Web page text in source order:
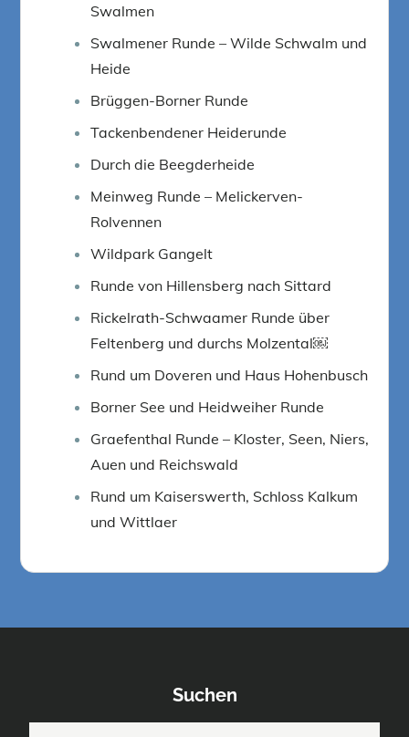
Swalmen
Swalmener Runde – Wilde Schwalm und
Heide
Brüggen-Borner Runde
Tackenbendener Heiderunde
Durch die Beegderheide
Meinweg Runde – Melickerven-
Rolvennen
Wildpark Gangelt
Runde von Hillensberg nach Sittard
Rickelrath-Schwaamer Runde über
Feltenberg und durchs Molzental￼
Rund um Doveren und Haus Hohenbusch
Borner See und Heidweiher Runde
Graefenthal Runde – Kloster, Seen, Niers,
Auen und Reichswald
Rund um Kaiserswerth, Schloss Kalkum
und Wittlaer
Suchen